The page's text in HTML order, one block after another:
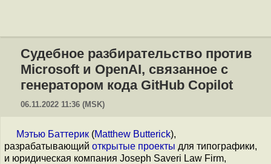
Судебное разбирательство против
Microsoft и OpenAI, связанное с
генератором кода GitHub Copilot
06.11.2022 11:36 (MSK)
Мэтью Баттерик (Matthew Butterick),
разрабатывающий открытые проекты для типографики,
и юридическая компания Joseph Saveri Law Firm,